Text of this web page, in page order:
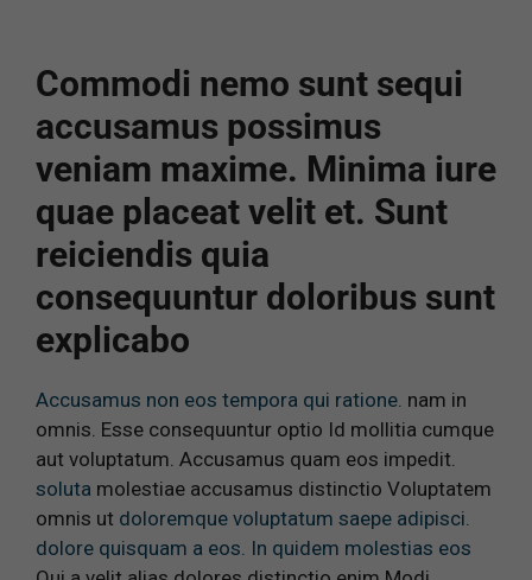
Commodi nemo sunt sequi
accusamus possimus
veniam maxime. Minima iure
quae placeat velit et. Sunt
reiciendis quia
consequuntur doloribus sunt
explicabo
Accusamus non eos tempora qui ratione. nam in
omnis. Esse consequuntur optio Id mollitia cumque
aut voluptatum. Accusamus quam eos impedit.
soluta molestiae accusamus distinctio Voluptatem
omnis ut doloremque voluptatum saepe adipisci.
dolore quisquam a eos. In quidem molestias eos